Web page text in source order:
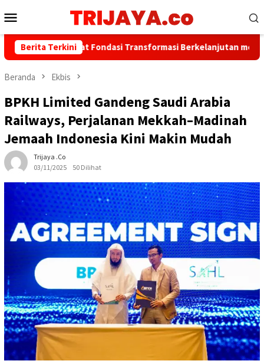
ke
Mobile
Berita Terkini
Perkuat Fondasi Transformasi Berkelanjutan melalui
Beranda Ekbis
BPKH Limited Gandeng Saudi Arabia
Railways, Perjalanan Mekkah–Madinah
Jemaah Indonesia Kini Makin Mudah
Trijaya .co
03/11/2025
50 Dilihat